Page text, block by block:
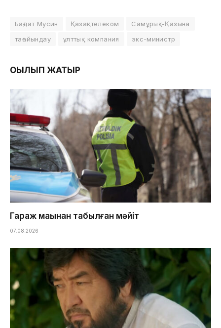
Бағдат Мусин Қазақтелеком
Самұрық-Қазына
тағайындау
ұлттық компания экс-министр
ОҚЫЛЫП ЖАТЫР
Гараж маңынан табылған мәйіт
07.08.2026